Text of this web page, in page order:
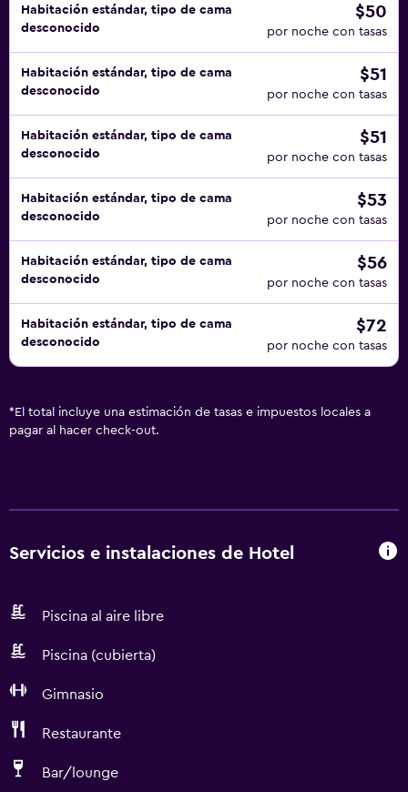
Habitación estándar, tipo de cama
desconocido
$50
por noche con tasas
Habitación estándar, tipo de cama
desconocido
$51
por noche con tasas
Habitación estándar, tipo de cama
desconocido
$51
por noche con tasas
Habitación estándar, tipo de cama
desconocido
$53
por noche con tasas
Habitación estándar, tipo de cama
desconocido
$56
por noche con tasas
Habitación estándar, tipo de cama
desconocido
$72
por noche con tasas
* El total incluye una estimación de tasas e impuestos locales a
pagar al hacer check-out.
Servicios e instalaciones de Hotel
Piscina al aire libre
Piscina (cubierta)
Gimnasio
Restaurante
Bar/lounge